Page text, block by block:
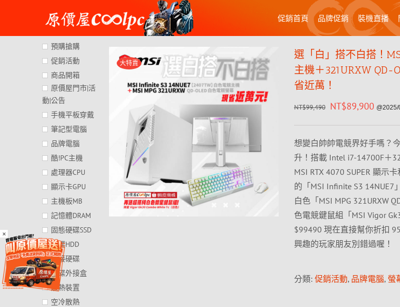
×
content
促銷首頁 品牌促銷 裝機直播
大特賣
選「白」搭不白搭！
主機＋321URXW QD-
省近萬！
NT$99,490 NT$89,900
想變白帥帥電競界好手嗎？
升！搭載 Intel i7-14700F＋
MSI RTX 4070 SUPER 顯示
的「MSI Infinite S3 14NUE7
白色「MSI MPG 321URXW
色電競鍵鼠組「MSI Vigor
$99490 現在直接幫你折扣
興趣的玩家朋友別錯過喔！
分類: 促銷活動, 品牌電腦, 螢
預購搶購
促銷活動
商品開箱
原價屋門市|活
動|公告
手機平板穿戴
筆記型電腦
品牌電腦
酷!PC主機
處理器CPU
顯示卡GPU
主機板MB
記憶體DRAM
固態硬碟SSD
硬碟HDD
外接硬碟
硬碟外接盒
散熱裝置
空冷散熱